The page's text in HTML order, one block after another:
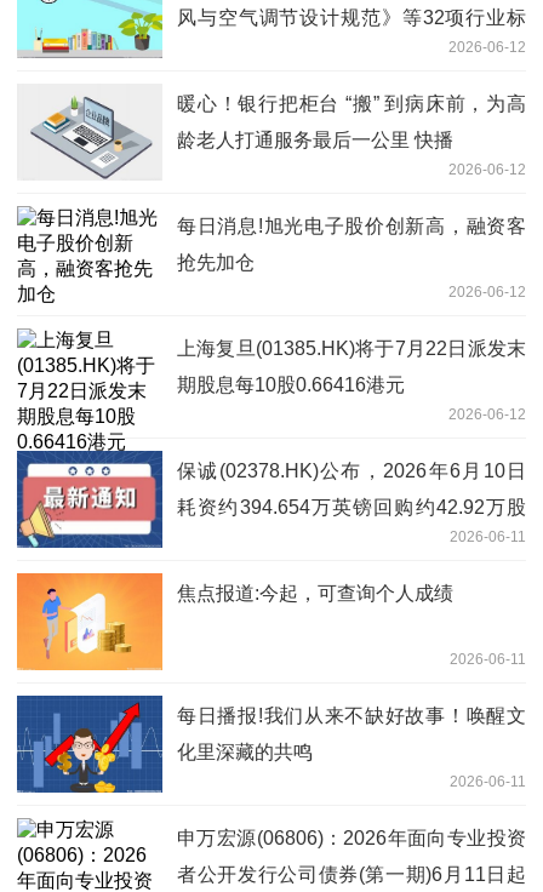
风与空气调节设计规范》等32项行业标
2026-06-12
暖心！银行把柜台 “搬” 到病床前，为高
龄老人打通服务最后一公里 快播
2026-06-12
每日消息!旭光电子股价创新高，融资客
抢先加仓
2026-06-12
上海复旦(01385.HK)将于7月22日派发末
期股息每10股0.66416港元
2026-06-12
保诚(02378.HK)公布，2026年6月10日
耗资约394.654万英镑回购约42.92万股
2026-06-11
焦点报道:今起，可查询个人成绩
2026-06-11
每日播报!我们从来不缺好故事！唤醒文
化里深藏的共鸣
2026-06-11
申万宏源(06806)：2026年面向专业投资
者公开发行公司债券(第一期)6月11日起